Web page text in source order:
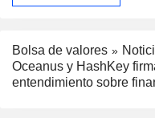
Bolsa de valores
Oceanus y HashKey
entendimiento sobre